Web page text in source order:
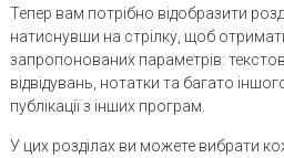
Тепер вам потрібно відобразити
натиснувши на стрілку, щоб
запропонованих параметрів:
відвідувань, нотатки та багато
публікації з інших програм.
У цих розділах ви можете вибрати